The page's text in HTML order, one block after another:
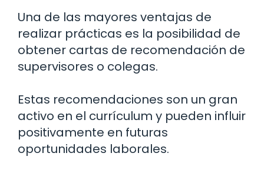
Una de las mayores ventajas de
realizar prácticas es la posibilidad de
obtener cartas de recomendación de
supervisores o colegas.
Estas recomendaciones son un gran
activo en el currículum y pueden influir
positivamente en futuras
oportunidades laborales.